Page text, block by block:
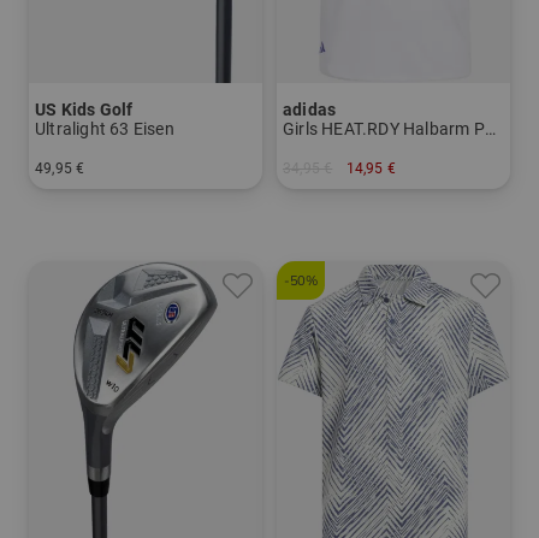
US Kids Golf
Ultralight 63 Eisen
49,95 €
adidas
Girls HEAT.RDY Halbarm Polo
14,95 €
-50%